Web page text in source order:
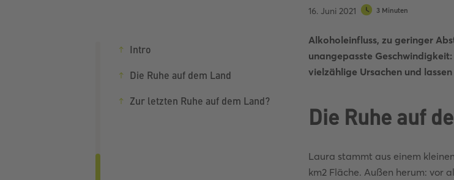
Intro
Die Ruhe auf dem Land
Zur letzten Ruhe auf dem Land?
16. Juni 2021 3 Minuten
Alkoholeinfluss, zu geringer
unangepasste
vielzählige Ursachen und
Die Ruhe auf
Laura stammt aus einem
km2 Fläche. Außen herum: vor